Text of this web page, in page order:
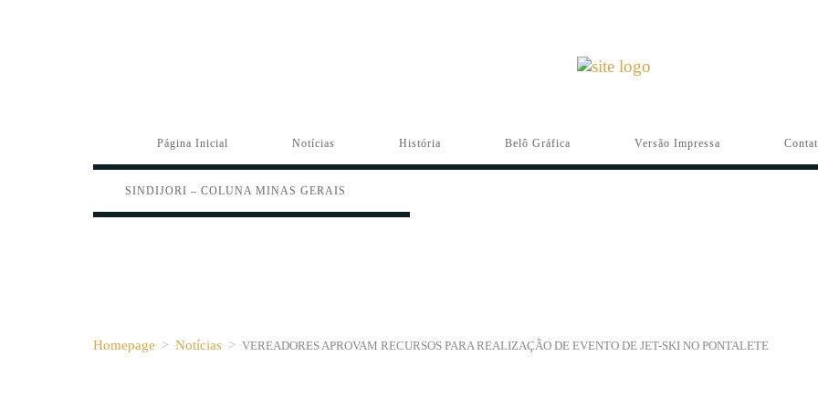
Página Inicial Notícias História Belô Gráfica Versão Impressa
SINDIJORI – COLUNA MINAS GERAIS
Homepage > Notícias > VEREADORES APROVAM RECURSOS PARA REALIZAÇÃO DE EVENTO DE JET-SKI NO PONTALETE